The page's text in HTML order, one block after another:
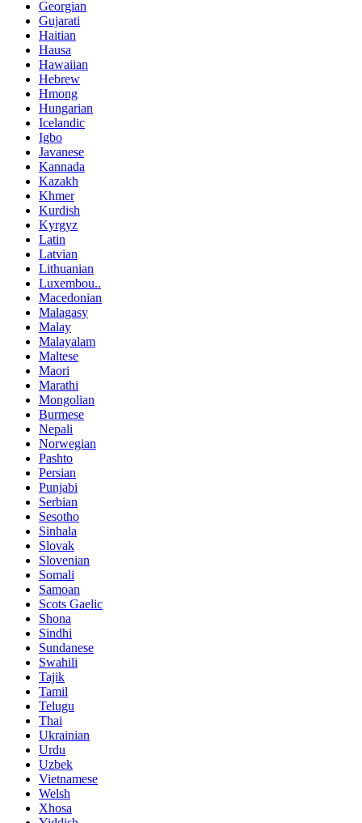
Georgian
Gujarati
Haitian
Hausa
Hawaiian
Hebrew
Hmong
Hungarian
Icelandic
Igbo
Javanese
Kannada
Kazakh
Khmer
Kurdish
Kyrgyz
Latin
Latvian
Lithuanian
Luxembou..
Macedonian
Malagasy
Malay
Malayalam
Maltese
Maori
Marathi
Mongolian
Burmese
Nepali
Norwegian
Pashto
Persian
Punjabi
Serbian
Sesotho
Sinhala
Slovak
Slovenian
Somali
Samoan
Scots Gaelic
Shona
Sindhi
Sundanese
Swahili
Tajik
Tamil
Telugu
Thai
Ukrainian
Urdu
Uzbek
Vietnamese
Welsh
Xhosa